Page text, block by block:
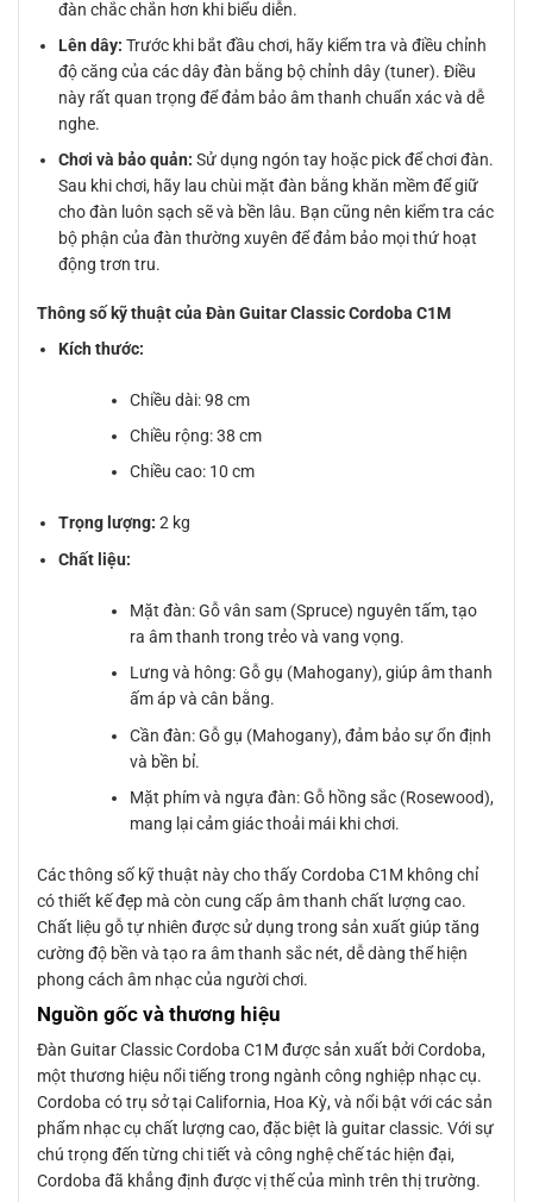
đàn chắc chắn hơn khi biểu diễn.
Lên dây: Trước khi bắt đầu chơi, hãy kiểm tra và điều chỉnh
độ căng của các dây đàn bằng bộ chỉnh dây (tuner). Điều
này rất quan trọng để đảm bảo âm thanh chuẩn xác và dễ
nghe.
Chơi và bảo quản: Sử dụng ngón tay hoặc pick để chơi đàn.
Sau khi chơi, hãy lau chùi mặt đàn bằng khăn mềm để giữ
cho đàn luôn sạch sẽ và bền lâu. Bạn cũng nên kiểm tra các
bộ phận của đàn thường xuyên để đảm bảo mọi thứ hoạt
động trơn tru.
Thông số kỹ thuật của Đàn Guitar Classic Cordoba C1M
Kích thước:
Chiều dài: 98 cm
Chiều rộng: 38 cm
Chiều cao: 10 cm
Trọng lượng: 2 kg
Chất liệu:
Mặt đàn: Gỗ vân sam (Spruce) nguyên tấm, tạo
ra âm thanh trong trẻo và vang vọng.
Lưng và hông: Gỗ gụ (Mahogany), giúp âm thanh
ấm áp và cân bằng.
Cần đàn: Gỗ gụ (Mahogany), đảm bảo sự ổn định
và bền bỉ.
Mặt phím và ngựa đàn: Gỗ hồng sắc (Rosewood),
mang lại cảm giác thoải mái khi chơi.
Các thông số kỹ thuật này cho thấy Cordoba C1M không chỉ
có thiết kế đẹp mà còn cung cấp âm thanh chất lượng cao.
Chất liệu gỗ tự nhiên được sử dụng trong sản xuất giúp tăng
cường độ bền và tạo ra âm thanh sắc nét, dễ dàng thể hiện
phong cách âm nhạc của người chơi.
Nguồn gốc và thương hiệu
Đàn Guitar Classic Cordoba C1M được sản xuất bởi Cordoba,
một thương hiệu nổi tiếng trong ngành công nghiệp nhạc cụ.
Cordoba có trụ sở tại California, Hoa Kỳ, và nổi bật với các sản
phẩm nhạc cụ chất lượng cao, đặc biệt là guitar classic. Với sự
chú trọng đến từng chi tiết và công nghệ chế tác hiện đại,
Cordoba đã khẳng định được vị thế của mình trên thị trường.